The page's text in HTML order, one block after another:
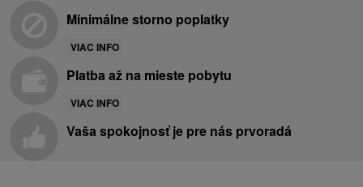
Minimálne storno poplatky
VIAC INFO
Platba až na mieste pobytu
VIAC INFO
Vaša spokojnosť je pre nás prvoradá